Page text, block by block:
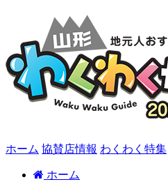
ホーム 協賛店情報 わくわく特集
ホーム